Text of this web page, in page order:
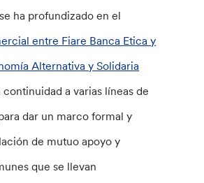
ha profundizado en el
entre Fiare Banca Etica y
Alternativa y Solidaria
continuidad a varias líneas de
dar un marco formal y
de mutuo apoyo y
que se llevan